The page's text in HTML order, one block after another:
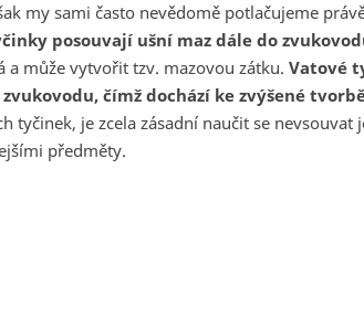
my sami často nevědomě potlačujeme
posouvají ušní maz dále do
a může vytvořit tzv. mazovou zátku. Vatové
čímž dochází ke zvýšené
tyčinek, je zcela zásadní naučit se
předměty.